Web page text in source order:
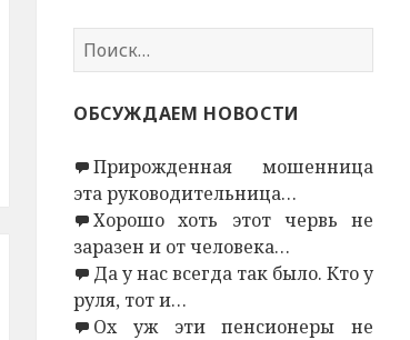
Н
а
т
:
ОБСУЖДАЕМ НОВОСТИ
Прирожденная мошенница
эта руководительница…
Хорошо хоть этот червь не
заразен и от человека…
Да у нас всегда так было. Кто у
руля, тот и…
Ох уж эти пенсионеры не